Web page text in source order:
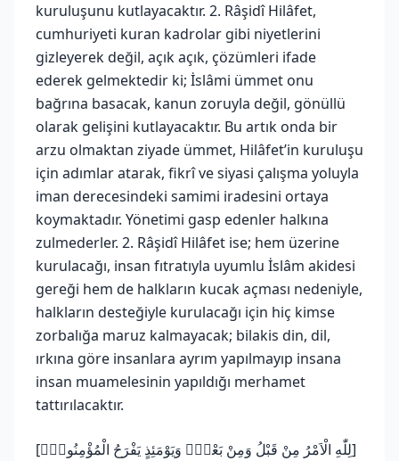
kuruluşunu kutlayacaktır. 2. Râşidî Hilâfet,
cumhuriyeti kuran kadrolar gibi niyetlerini
gizleyerek değil, açık açık, çözümleri ifade
ederek gelmektedir ki; İslâmi ümmet onu
bağrına basacak, kanun zoruyla değil, gönüllü
olarak gelişini kutlayacaktır. Bu artık onda bir
arzu olmaktan ziyade ümmet, Hilâfet’in kuruluşu
için adımlar atarak, fikrî ve siyasi çalışma yoluyla
iman derecesindeki samimi iradesini ortaya
koymaktadır. Yönetimi gasp edenler halkına
zulmederler. 2. Râşidî Hilâfet ise; hem üzerine
kurulacağı, insan fıtratıyla uyumlu İslâm akidesi
gereği hem de halkların kucak açması nedeniyle,
halkların desteğiyle kurulacağı için hiç kimse
zorbalığa maruz kalmayacak; bilakis din, dil,
ırkına göre insanlara ayrım yapılmayıp insana
insan muamelesinin yapıldığı merhamet
tattırılacaktır.
[لِلّٰهِ الْاَمْرُ مِنْ قَبْلُ وَمِنْ بَعْدُۜ وَيَوْمَئِذٍ يَفْرَحُ الْمُؤْمِنُونَۙ]